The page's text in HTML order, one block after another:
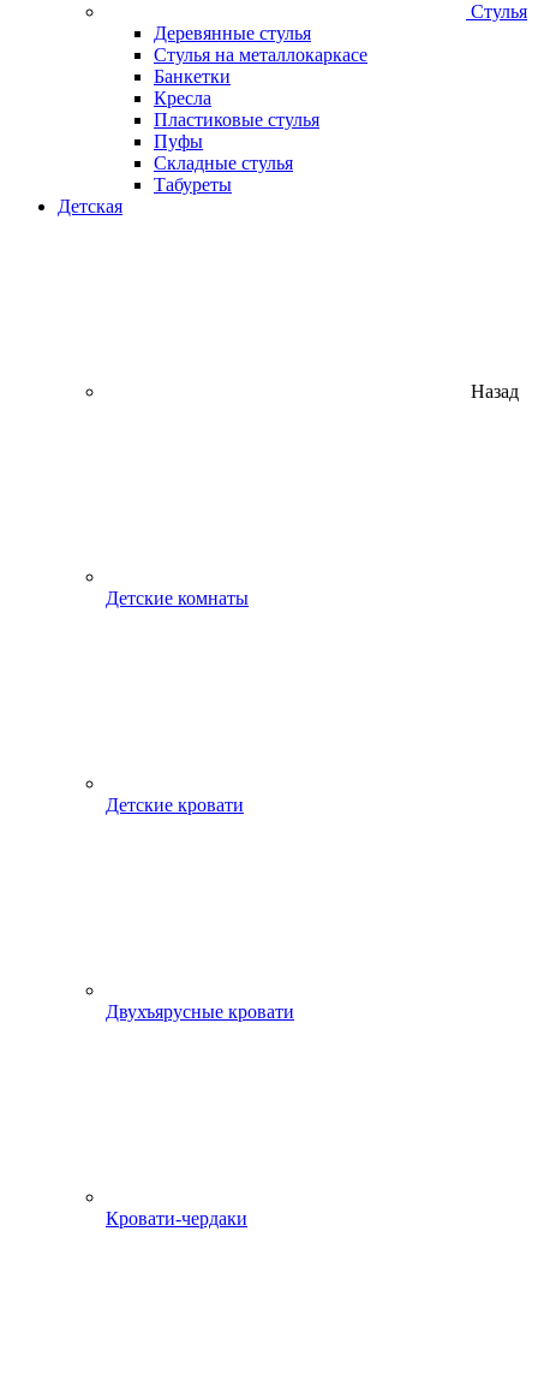
Стулья
Деревянные стулья
Стулья на металлокаркасе
Банкетки
Кресла
Пластиковые стулья
Пуфы
Складные стулья
Табуреты
Детская
Назад
Детские комнаты
Детские кровати
Двухъярусные кровати
Кровати-чердаки